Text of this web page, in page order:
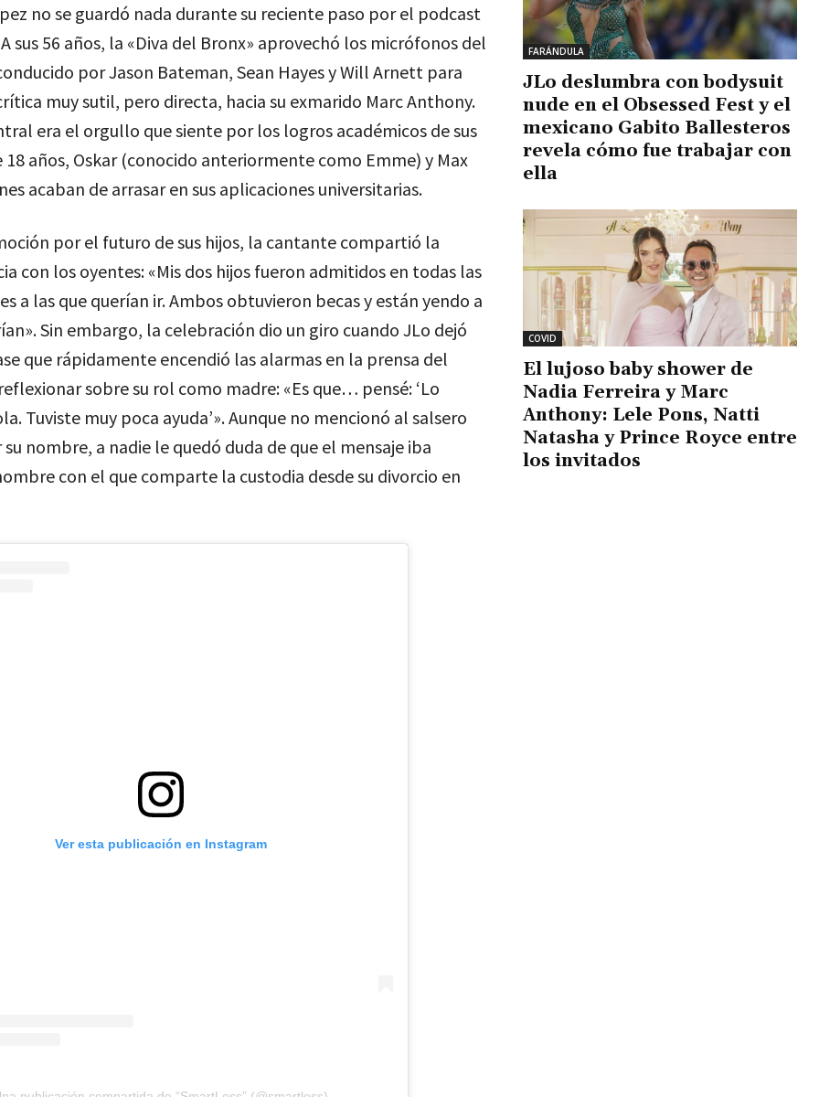
no se guardó nada durante su reciente paso por el podcast
sus 56 años, la «Diva del Bronx» aprovechó los micrófonos del
por Jason Bateman, Sean Hayes y Will Arnett para
muy sutil, pero directa, hacia su exmarido Marc Anthony.
era el orgullo que siente por los logros académicos de sus
años, Oskar (conocido anteriormente como Emme) y Max
acaban de arrasar en sus aplicaciones universitarias.
por el futuro de sus hijos, la cantante compartió la
con los oyentes: «Mis dos hijos fueron admitidos en todas las
a las que querían ir. Ambos obtuvieron becas y están yendo a
Sin embargo, la celebración dio un giro cuando JLo dejó
que rápidamente encendió las alarmas en la prensa del
sobre su rol como madre: «Es que… pensé: ‘Lo
Tuviste muy poca ayuda’». Aunque no mencionó al salsero
nombre, a nadie le quedó duda de que el mensaje iba
con el que comparte la custodia desde su divorcio en
Ver esta publicación en Instagram
FARÁNDULA
JLo deslumbra con bodysuit
nude en el Obsessed Fest y el
mexicano Gabito Ballesteros
revela cómo fue trabajar con
ella
COVID
El lujoso baby shower de
Nadia Ferreira y Marc
Anthony: Lele Pons, Natti
Natasha y Prince Royce entre
los invitados